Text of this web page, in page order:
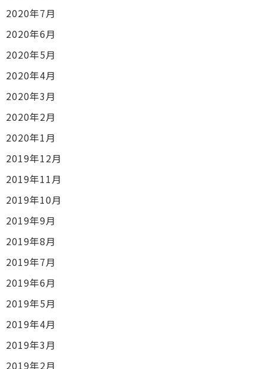
2020年7月
2020年6月
2020年5月
2020年4月
2020年3月
2020年2月
2020年1月
2019年12月
2019年11月
2019年10月
2019年9月
2019年8月
2019年7月
2019年6月
2019年5月
2019年4月
2019年3月
2019年2月